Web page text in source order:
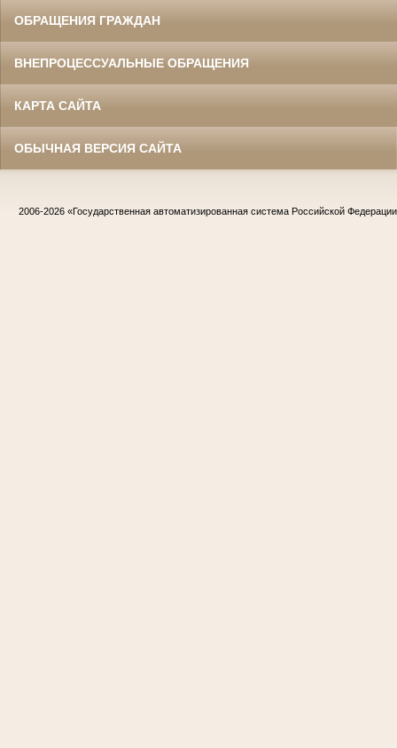
ОБРАЩЕНИЯ ГРАЖДАН
ВНЕПРОЦЕССУАЛЬНЫЕ ОБРАЩЕНИЯ
КАРТА САЙТА
ОБЫЧНАЯ ВЕРСИЯ САЙТА
2006-2026 «Государственная автоматизированная система Российской